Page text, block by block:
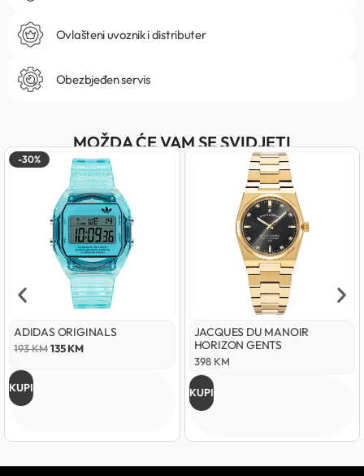
Ovlašteni uvoznik i distributer
Obezbjeđen servis
MOŽDA ĆE VAM SE SVIDJETI
-30%
ADIDAS ORIGINALS
193KM135KM
KUPI
JACQUES DU MANOIR
HORIZON GENTS
398 KM
KUPI